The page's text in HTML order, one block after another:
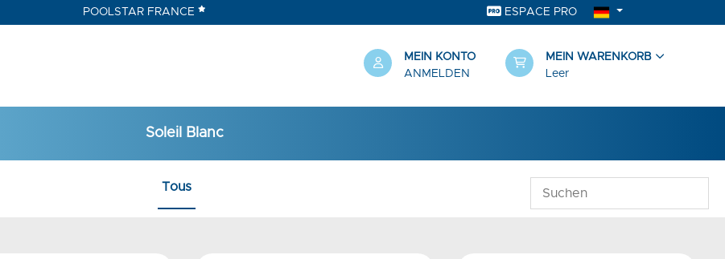
POOLSTAR FRANCE ESPACE PRO
MEIN KONTO
ANMELDEN
MEIN WARENKORB
Leer
Soleil Blanc
Tous